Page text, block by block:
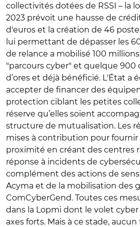
collectivités dotées de RSSI – la
2023 prévoit une hausse de
d'euros et la création de 46
lui permettant de dépasser les
de relance a mobilisé 100
"parcours cyber" et quelque 900
d’ores et déjà bénéficié. L'État a
accepter de financer des
protection ciblant les petites
réserve qu’elles soient
structure de mutualisation. Les
mises à contribution pour fournir
proximité en créant des centres
réponse à incidents de
complément des actions de
Acyma et de la mobilisation des
ComCyberGend. Toutes ces
dans la Lopmi dont le volet
axes forts. Mais à ce stade,